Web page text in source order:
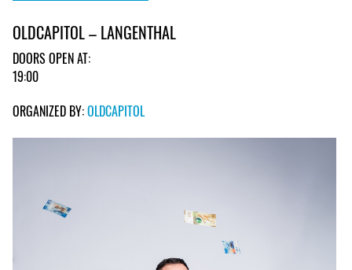
OLDCAPITOL – LANGENTHAL
DOORS OPEN AT:
19:00
ORGANIZED BY:OLDCAPITOL